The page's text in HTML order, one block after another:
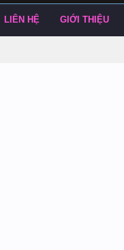
LIÊN HỆ GIỚI THIỆU